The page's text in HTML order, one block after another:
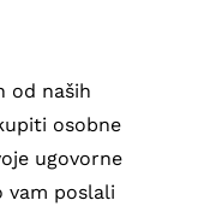
od naših
osobne
ugovorne
vam poslali